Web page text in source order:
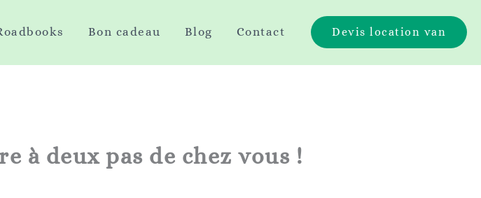
Bon cadeau Blog Contact Devis location van
à deux pas de chez vous !